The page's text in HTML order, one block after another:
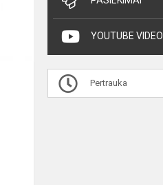
YOUTUBE VIDEO
Pertrauka